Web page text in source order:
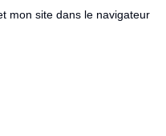
mon site dans le navigateur